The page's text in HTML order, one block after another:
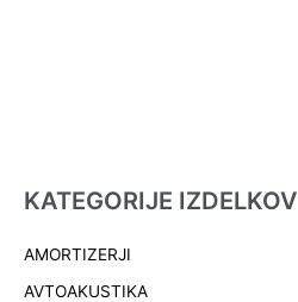
KATEGORIJE IZDELKOV
AMORTIZERJI
AVTOAKUSTIKA